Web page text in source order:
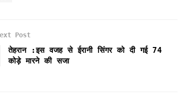
Post
तेहरान :इस वजह से ईरानी सिंगर को दी गई 74
कोड़े मारने की सजा